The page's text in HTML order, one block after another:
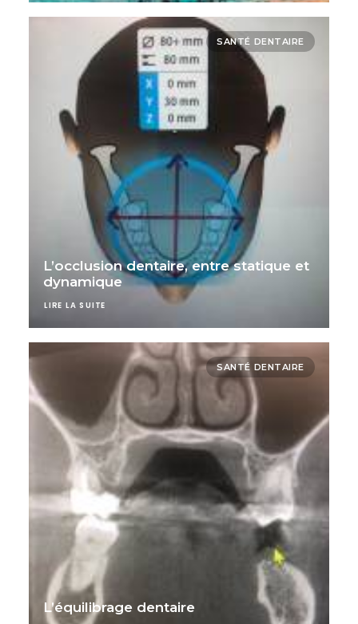
SANTÉ DENTAIRE
L’occlusion dentaire, entre statique et
dynamique
LIRE LA SUITE
SANTÉ DENTAIRE
L’équilibrage dentaire